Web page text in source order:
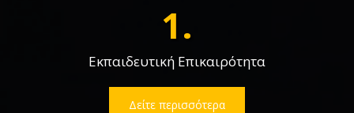
1.
Εκπαιδευτική Επικαιρότητα
Δείτε περισσότερα